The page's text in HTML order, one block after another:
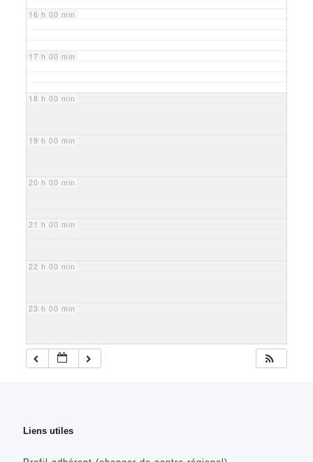
16 h 00 min
17 h 00 min
18 h 00 min
19 h 00 min
20 h 00 min
21 h 00 min
22 h 00 min
23 h 00 min
Liens utiles